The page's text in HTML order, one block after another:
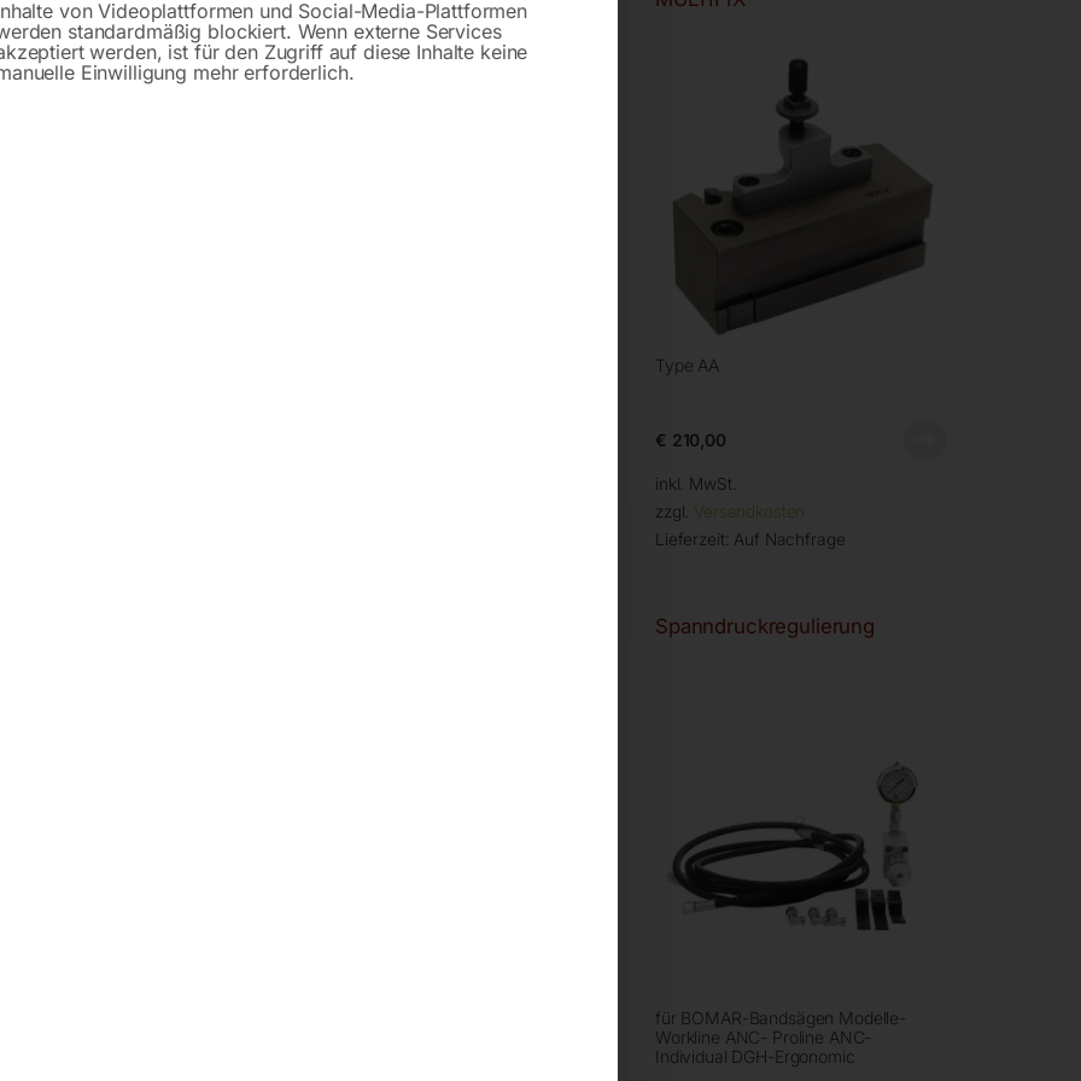
Type AA
€ 210,00
inkl. MwSt.
zzgl. Versandkosten
Lieferzeit: Auf Nachfrage
Spanndruckregulierung
für BOMAR-Bandsägen Modelle-
Workline ANC- Proline ANC-
Individual DGH-Ergonomic
von Videoplattformen und Social-Media-Plattformen
standardmäßig blockiert. Wenn externe Services
werden, ist für den Zugriff auf diese Inhalte keine
Einwilligung mehr erforderlich.